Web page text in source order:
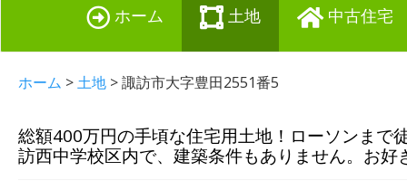
ホーム 土地 中古住宅
ホーム >土地 > 諏訪市大字豊田2551番5
総額400万円の手頃な住宅用土地！ローソンまで
訪西中学校区内で、建築条件もありません。お